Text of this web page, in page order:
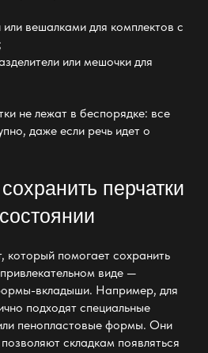
или вешалкамидля комплектов с
или мешочки для
не лежат в беспорядке: все
даже если речь идет о
перчатки
который помогает сохранить
виде —
вкладыши. Например, для
подходят специальные
пенопластовые формы. Они
складкам появляться